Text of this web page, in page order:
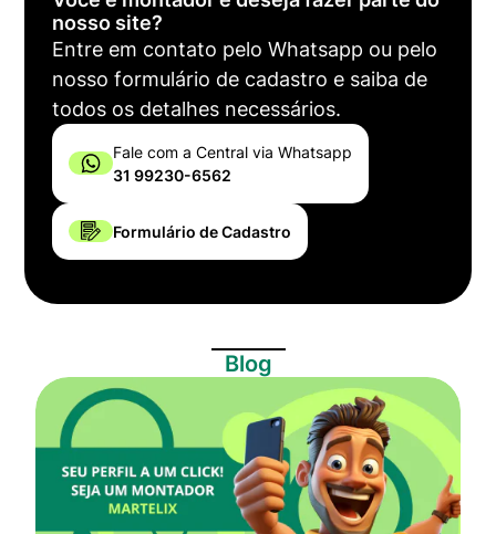
nosso site?
Entre em contato pelo Whatsapp ou pelo
nosso formulário de cadastro e saiba de
todos os detalhes necessários.
Fale com a Central via Whatsapp
31 99230-6562
Formulário de Cadastro
Blog